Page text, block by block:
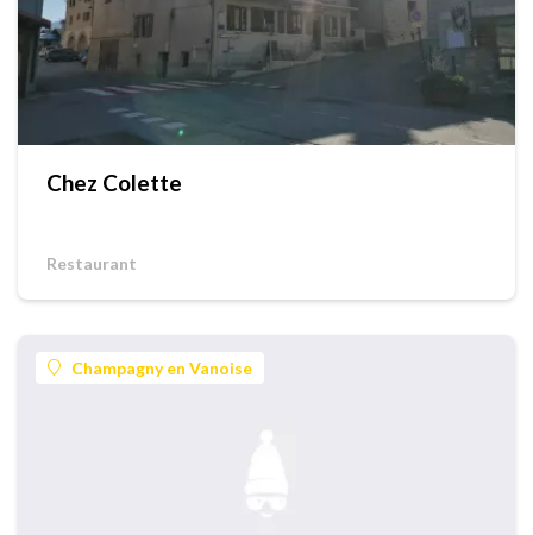
Chez Colette
Restaurant
Champagny en Vanoise